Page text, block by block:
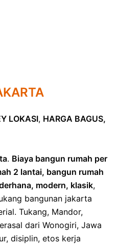
LOKASI, HARGA BAGUS,
. Biaya bangun rumah per
2 lantai, bangun rumah
modern, klasik,
bangunan jakarta
Tukang, Mandor,
dari Wonogiri, Jawa
disiplin, etos kerja